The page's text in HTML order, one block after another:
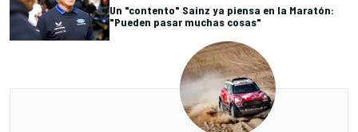
Un "contento" Sainz ya piensa en la Maratón:
"Pueden pasar muchas cosas"